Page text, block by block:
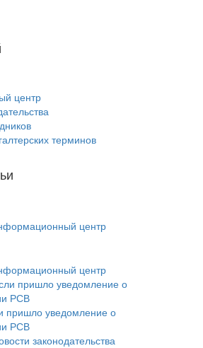
центр
терминов
центр
центр
пришло уведомление о
РСВ
законодательства